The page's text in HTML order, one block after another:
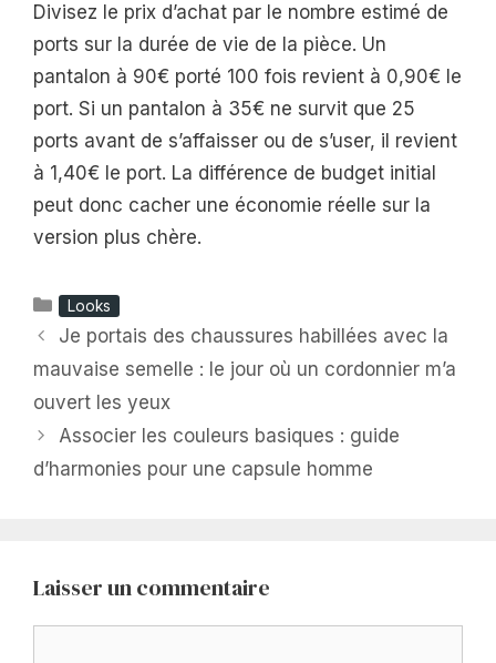
Divisez le prix d’achat par le nombre estimé de
ports sur la durée de vie de la pièce. Un
pantalon à 90€ porté 100 fois revient à 0,90€ le
port. Si un pantalon à 35€ ne survit que 25
ports avant de s’affaisser ou de s’user, il revient
à 1,40€ le port. La différence de budget initial
peut donc cacher une économie réelle sur la
version plus chère.
Catégories
Looks
Je portais des chaussures habillées avec la
mauvaise semelle : le jour où un cordonnier m’a
ouvert les yeux
Associer les couleurs basiques : guide
d’harmonies pour une capsule homme
Laisser un commentaire